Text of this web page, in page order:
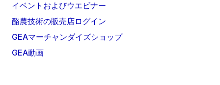
イベントおよびウエビナー
酪農技術の販売店ログイン
GEAマーチャンダイズショップ
GEA動画